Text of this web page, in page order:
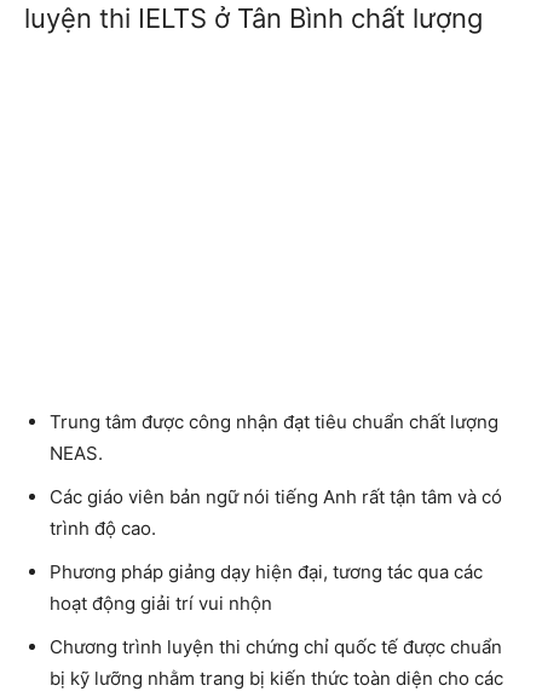
luyện thi IELTS ở Tân Bình chất lượng
Trung tâm được công nhận đạt tiêu chuẩn chất lượng
NEAS.
Các giáo viên bản ngữ nói tiếng Anh rất tận tâm và có
trình độ cao.
Phương pháp giảng dạy hiện đại, tương tác qua các
hoạt động giải trí vui nhộn
Chương trình luyện thi chứng chỉ quốc tế được chuẩn
bị kỹ lưỡng nhằm trang bị kiến ​​thức toàn diện cho các